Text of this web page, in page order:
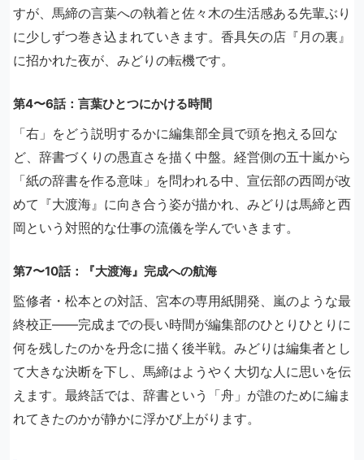
すが、馬締の言葉への執着と佐々木の生活感ある先輩ぶり
に少しずつ巻き込まれていきます。香具矢の店『月の裏』
に招かれた夜が、みどりの転機です。
第4〜6話：言葉ひとつにかける時間
「右」をどう説明するかに編集部全員で頭を抱える回な
ど、辞書づくりの愚直さを描く中盤。経営側の五十嵐から
「紙の辞書を作る意味」を問われる中、宣伝部の西岡が改
めて『大渡海』に向き合う姿が描かれ、みどりは馬締と西
岡という対照的な仕事の流儀を学んでいきます。
第7〜10話：『大渡海』完成への航海
監修者・松本との対話、宮本の専用紙開発、嵐のような最
終校正――完成までの長い時間が編集部のひとりひとりに
何を残したのかを丹念に描く後半戦。みどりは編集者とし
て大きな決断を下し、馬締はようやく大切な人に思いを伝
えます。最終話では、辞書という「舟」が誰のために編ま
れてきたのかが静かに浮かび上がります。